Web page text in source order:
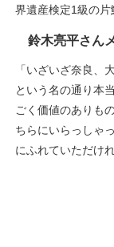
界遺産検定1級の片
鈴木亮平さん
「いざいざ奈良、
という名の通り本
ごく価値のありも
ちらにいらっしゃ
にふれていただけ